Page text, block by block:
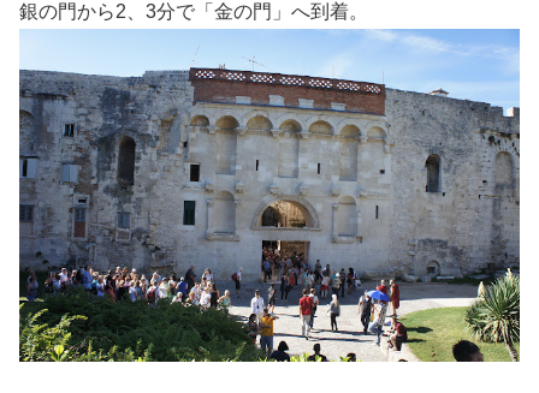
銀の門から2、3分で「金の門」へ到着。